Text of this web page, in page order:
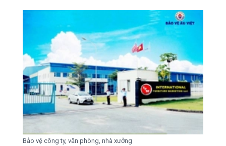
Bảo vệ công ty, văn phòng, nhà xưởng